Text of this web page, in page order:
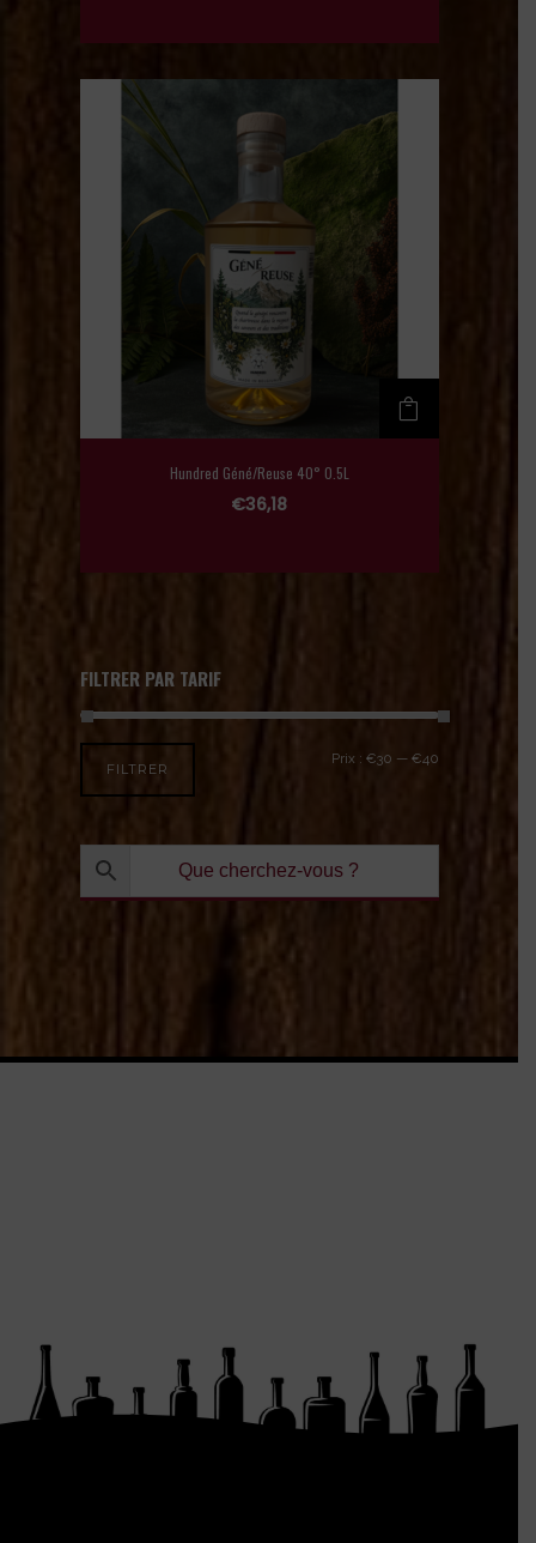
Hundred Géné/Reuse 40° 0.5L
€36,18
FILTRER PAR TARIF
FILTRER
Prix : €30 — €40